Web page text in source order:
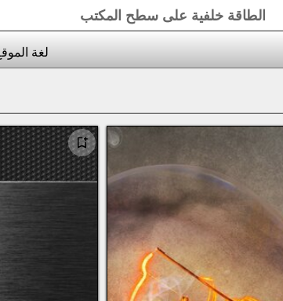
الطاقة خلفية على سطح المكتب
لغة